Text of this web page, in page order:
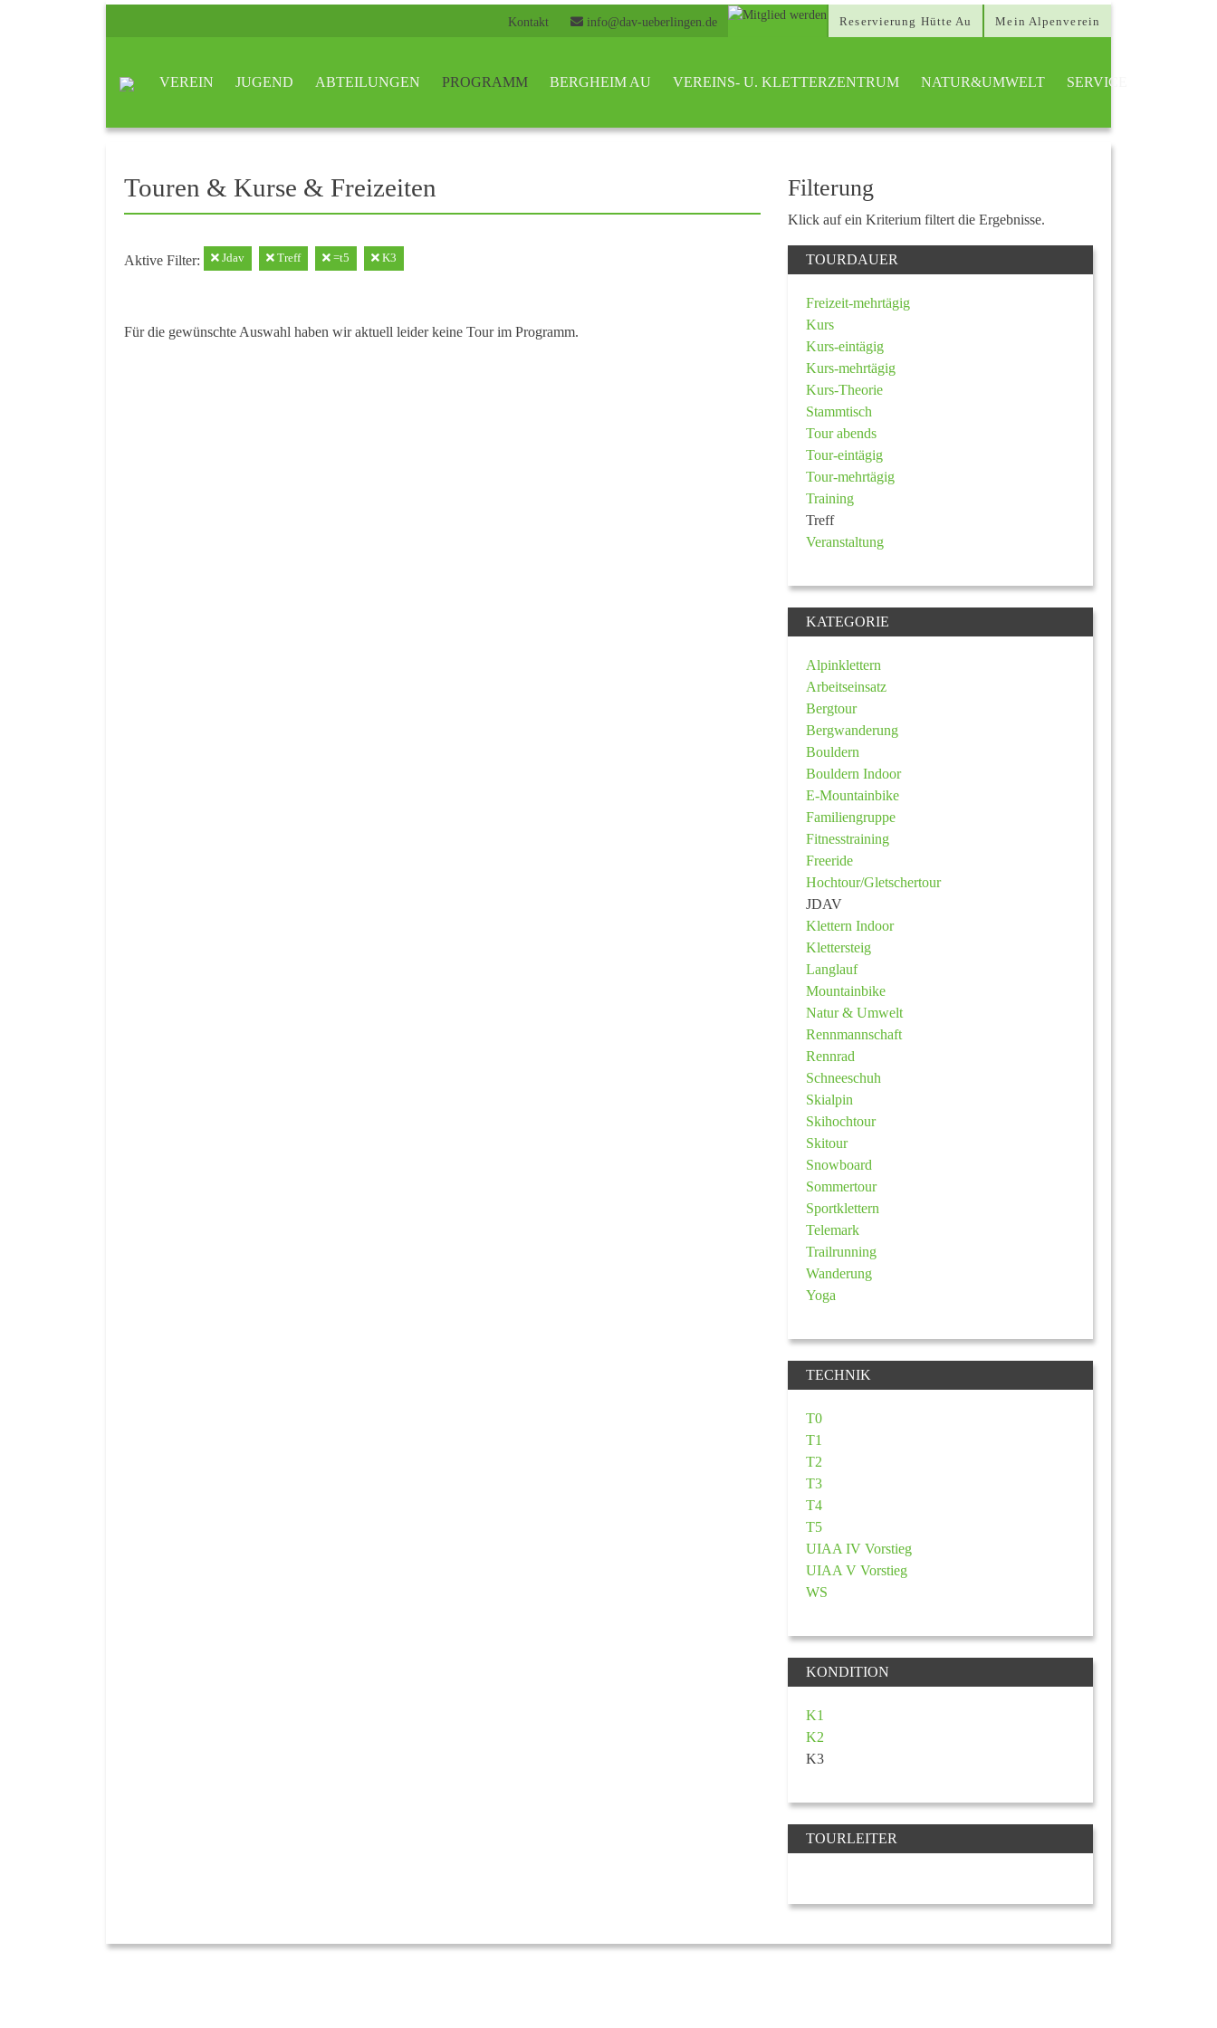
Kontakt info@dav-ueberlingen.de Reservierung Hütte Au Mein Alpenverein
VEREIN JUGEND ABTEILUNGEN PROGRAMM BERGHEIM AU VEREINS- U. KLETTERZENTRUM NATUR&UMWELT SERVICE
Touren & Kurse & Freizeiten
Aktive Filter: Jdav Treff =t5 K3
Für die gewünschte Auswahl haben wir aktuell leider keine Tour im Programm.
Filterung
Klick auf ein Kriterium filtert die Ergebnisse.
TOURDAUER
Freizeit-mehrtägig
Kurs
Kurs-eintägig
Kurs-mehrtägig
Kurs-Theorie
Stammtisch
Tour abends
Tour-eintägig
Tour-mehrtägig
Training
Treff
Veranstaltung
KATEGORIE
Alpinklettern
Arbeitseinsatz
Bergtour
Bergwanderung
Bouldern
Bouldern Indoor
E-Mountainbike
Familiengruppe
Fitnesstraining
Freeride
Hochtour/Gletschertour
JDAV
Klettern Indoor
Klettersteig
Langlauf
Mountainbike
Natur & Umwelt
Rennmannschaft
Rennrad
Schneeschuh
Skialpin
Skihochtour
Skitour
Snowboard
Sommertour
Sportklettern
Telemark
Trailrunning
Wanderung
Yoga
TECHNIK
T0
T1
T2
T3
T4
T5
UIAA IV Vorstieg
UIAA V Vorstieg
WS
KONDITION
K1
K2
K3
TOURLEITER